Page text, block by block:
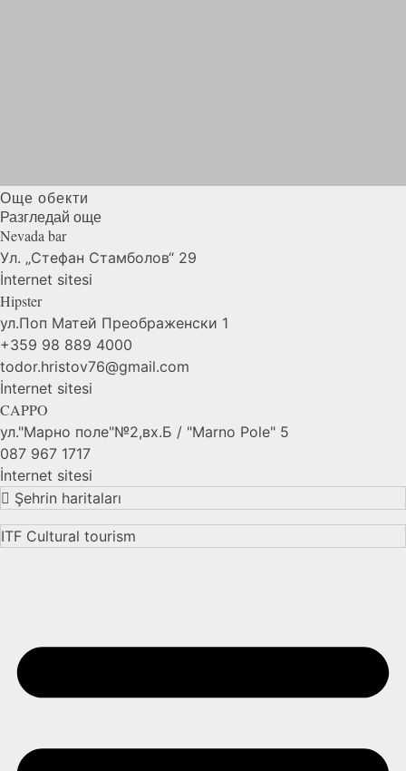
Още обекти
Разгледай още
Nevada bar
Ул. „Стефан Стамболов“ 29
İnternet sitesi
Hipster
ул.Поп Матей Преображенски 1
+359 98 889 4000
todor.hristov76@gmail.com
İnternet sitesi
CAPPO
ул."Марно поле"№2,вх.Б / "Marno Pole" 5
087 967 1717
İnternet sitesi
Şehrin haritaları
ITF Cultural tourism